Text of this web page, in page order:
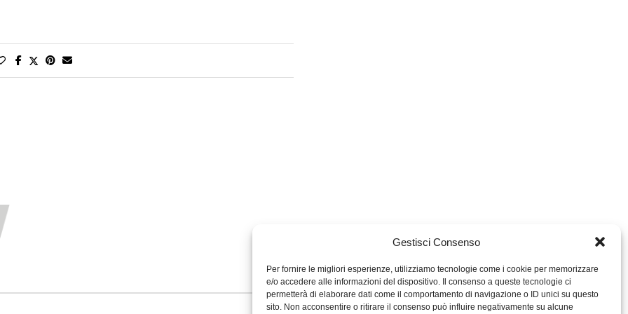
Gestisci Consenso
Per fornire le migliori esperienze, utilizziamo tecnologie come i cookie per memorizzare
e/o accedere alle informazioni del dispositivo. Il consenso a queste tecnologie ci
permetterà di elaborare dati come il comportamento di navigazione o ID unici su questo
sito. Non acconsentire o ritirare il consenso può influire negativamente su alcune